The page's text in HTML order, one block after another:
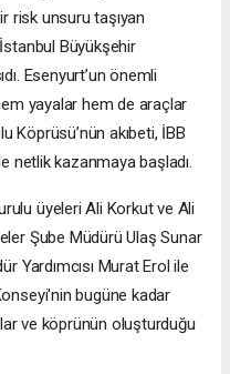
risk unsuru taşıyan
Büyükşehir
Esenyurt’un önemli
yayalar hem de araçlar
Köprüsü’nün akıbeti, İBB
netlik kazanmaya başladı.
üyeleri Ali Korkut ve Ali
Şube Müdürü Ulaş Sunar
Yardımcısı Murat Erol ile
bugüne kadar
ve köprünün oluşturduğu